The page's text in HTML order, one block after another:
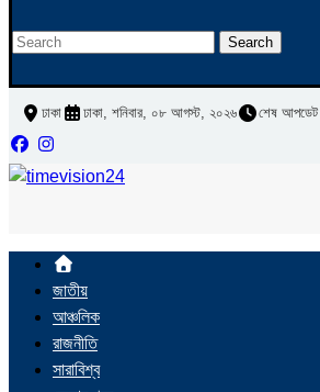
Search
ঢাকা ঢাকা, শনিবার, ০৮ আগস্ট, ২০২৬ শেষ আপডেট
জাতীয়
আঞ্চলিক
রাজনীতি
সারাবিশ্ব